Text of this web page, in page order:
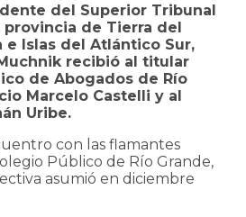
del Superior Tribunal
de Tierra del
e Islas del Atlántico Sur,
recibió al titular
de Abogados de Río
Marcelo Castelli y al
Uribe.
con las flamantes
Público de Río Grande,
asumió en diciembre